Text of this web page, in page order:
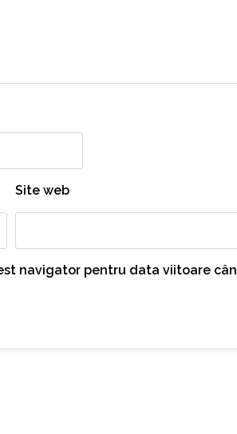
Site web
navigator pentru data viitoare